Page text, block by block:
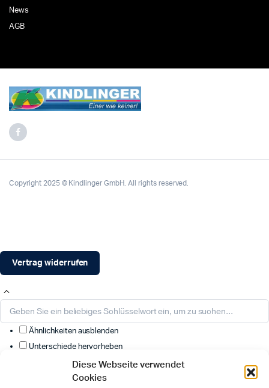
Diese Webseite verwendet
Cookies
News
AGB
Copyright 2025 © Kindlinger GmbH. All rights reserved.
Vertrag widerrufen
Ähnlichkeiten ausblenden
Unterschiede hervorheben
Wählen Sie die anzuzeigenden Felder aus. Andere werden